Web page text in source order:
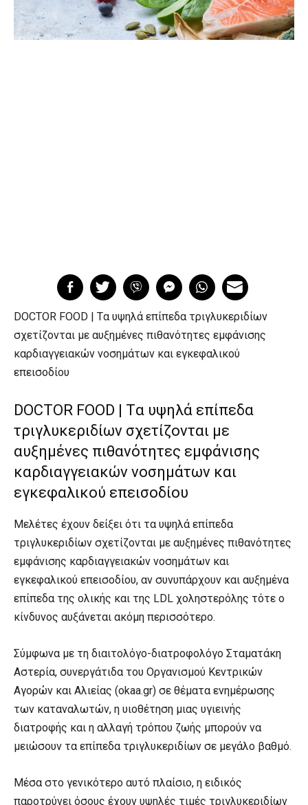
DOCTOR FOOD | Tα υψηλά επίπεδα τριγλυκεριδίων
σχετίζονται με αυξημένες πιθανότητες εμφάνισης
καρδιαγγειακών νοσημάτων και εγκεφαλικού
επεισοδίου
DOCTOR FOOD | Tα υψηλά επίπεδα
τριγλυκεριδίων σχετίζονται με
αυξημένες πιθανότητες εμφάνισης
καρδιαγγειακών νοσημάτων και
εγκεφαλικού επεισοδίου
Μελέτες έχουν δείξει ότι τα υψηλά επίπεδα
τριγλυκεριδίων σχετίζονται με αυξημένες πιθανότητες
εμφάνισης καρδιαγγειακών νοσημάτων και
εγκεφαλικού επεισοδίου, αν συνυπάρχουν και αυξημένα
επίπεδα της ολικής και της LDL χοληστερόλης τότε ο
κίνδυνος αυξάνεται ακόμη περισσότερο.
Σύμφωνα με τη διαιτολόγο-διατροφολόγο Σταματάκη
Αστερία, συνεργάτιδα του Οργανισμού Κεντρικών
Αγορών και Αλιείας (okaa.gr) σε θέματα ενημέρωσης
των καταναλωτών, η υιοθέτηση μιας υγιεινής
διατροφής και η αλλαγή τρόπου ζωής μπορούν να
μειώσουν τα επίπεδα τριγλυκεριδίων σε μεγάλο βαθμό.
Μέσα στο γενικότερο αυτό πλαίσιο, η ειδικός
παροτρύνει όσους έχουν υψηλές τιμές τριγλυκεριδίων